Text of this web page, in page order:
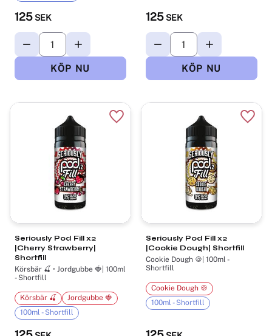
125 SEK 125 SEK
Seriously Pod Fill x2
|Cherry Strawberry|
Shortfill
Körsbär 🍒 • Jordgubbe 🍓| 100ml
- Shortfill
Körsbär 🍒
Jordgubbe 🍓
100ml - Shortfill
Lägg till i favoriter
Seriously Pod Fill x2
|Cookie Dough| Shortfill
Cookie Dough 🍪| 100ml -
Shortfill
Cookie Dough 🍪
100ml - Shortfill